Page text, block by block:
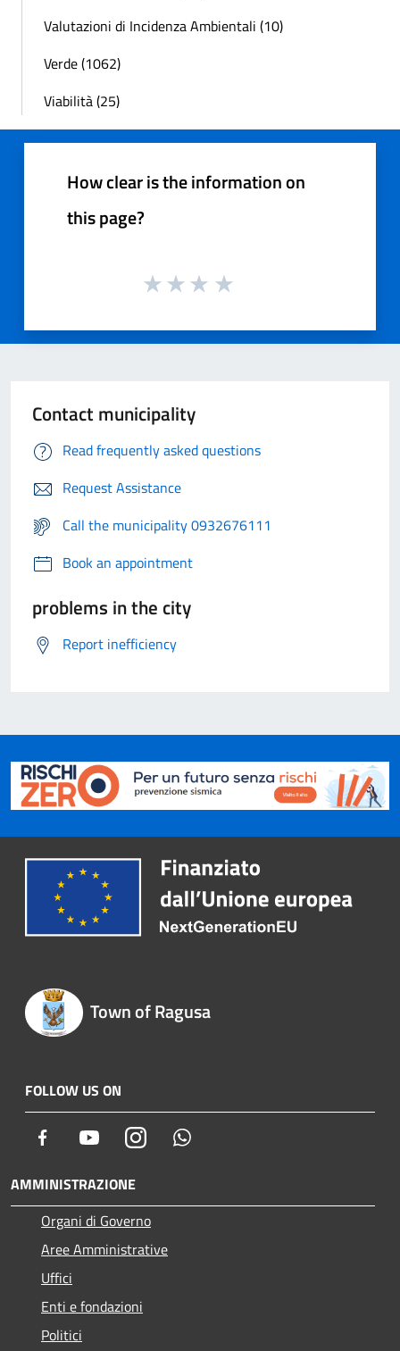
Valutazioni di Incidenza Ambientali (10)
Verde (1062)
Viabilità (25)
How clear is the information on
this page?
Contact municipality
Read frequently asked questions
Request Assistance
Call the municipality 0932676111
Book an appointment
problems in the city
Report inefficiency
Town of Ragusa
FOLLOW US ON
Facebook YoutubeInstagram
AMMINISTRAZIONE
Organi di Governo
Aree Amministrative
Uffici
Enti e fondazioni
Politici